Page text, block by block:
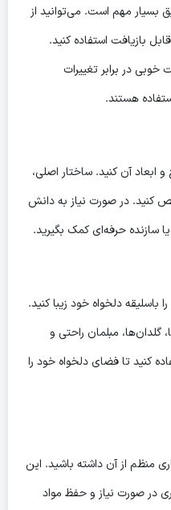
بسیار مهم است. می‌توانید از
بازیافت استفاده کنید.
در برابر تغییرات
هستند.
آن کنید. ساختار اصلی،
کنید. در صورت نیاز به دانش
سازنده حرفه‌ای کمک بگیرید.
باسلیقه دلخواه خود زیبا کنید.
گلدان‌ها، مبلمان راحتی و
کنید تا فضای دلخواه خود را
منظم از آن داشته باشید. این
در صورت نیاز و حفظ مواد